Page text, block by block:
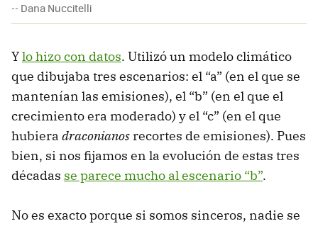
-- Dana Nuccitelli
Ylo hizo con datos. Utilizó un modelo climático
que dibujaba tres escenarios: el “a” (en el que se
mantenían las emisiones), el “b” (en el que el
crecimiento era moderado) y el “c” (en el que
hubiera draconianos recortes de emisiones). Pues
bien, si nos fijamos en la evolución de estas tres
décadas se parece mucho al escenario “b”.
No es exacto porque si somos sinceros, nadie se